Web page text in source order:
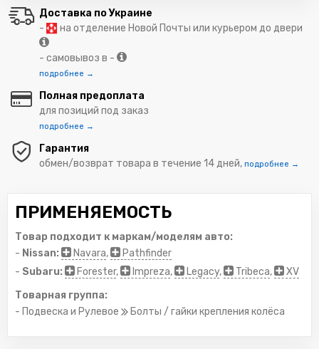
Доставка по Украине
-
на отделение Новой Почты или курьером до двери
- самовывоз в -
подробнее →
Полная предоплата
для позиций под заказ
подробнее →
Гарантия
обмен/возврат товара в течение 14 дней, подробнее →
ПРИМЕНЯЕМОСТЬ
Товар подходит к маркам/моделям авто:
- Nissan: Navara,
Pathfinder
- Subaru: Forester, Impreza, Legacy, Tribeca,
XV
Товарная группа:
- Подвеска и Рулевое
Болты / гайки крепления колёса